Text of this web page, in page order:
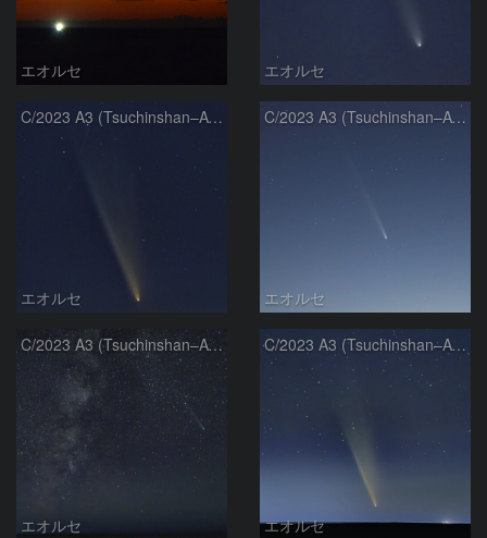
エオルセ エオルセ
C/2023 A3 (Tsuchinshan–ATLAS)
エオルセ
C/2023 A3 (Tsuchinshan–ATLAS)
エオルセ
C/2023 A3 (Tsuchinshan–ATLAS)と天の川
エオルセ
C/2023 A3 (Tsuchinshan–ATLAS)
エオルセ